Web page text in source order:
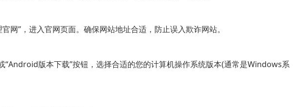
网”，进入官网页面。确保网站地址合适，防止误入欺诈网站。
“Android版本下载”按钮，选择合适的您的计算机操作系统版本(通常是Windows系